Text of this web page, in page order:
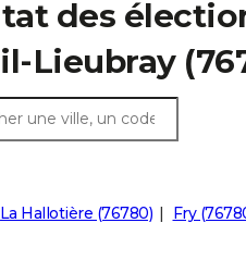
des
Lieubray
La Hallotière (76780) Fry